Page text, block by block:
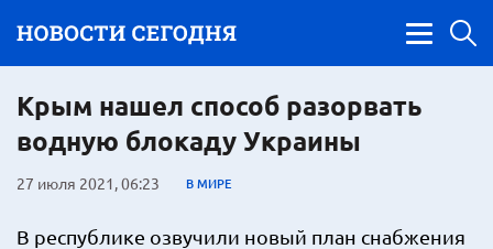
Крым нашел способ разорвать
водную блокаду Украины
27 июля 2021, 06:23 В МИРЕ
В республике озвучили новый план снабжения